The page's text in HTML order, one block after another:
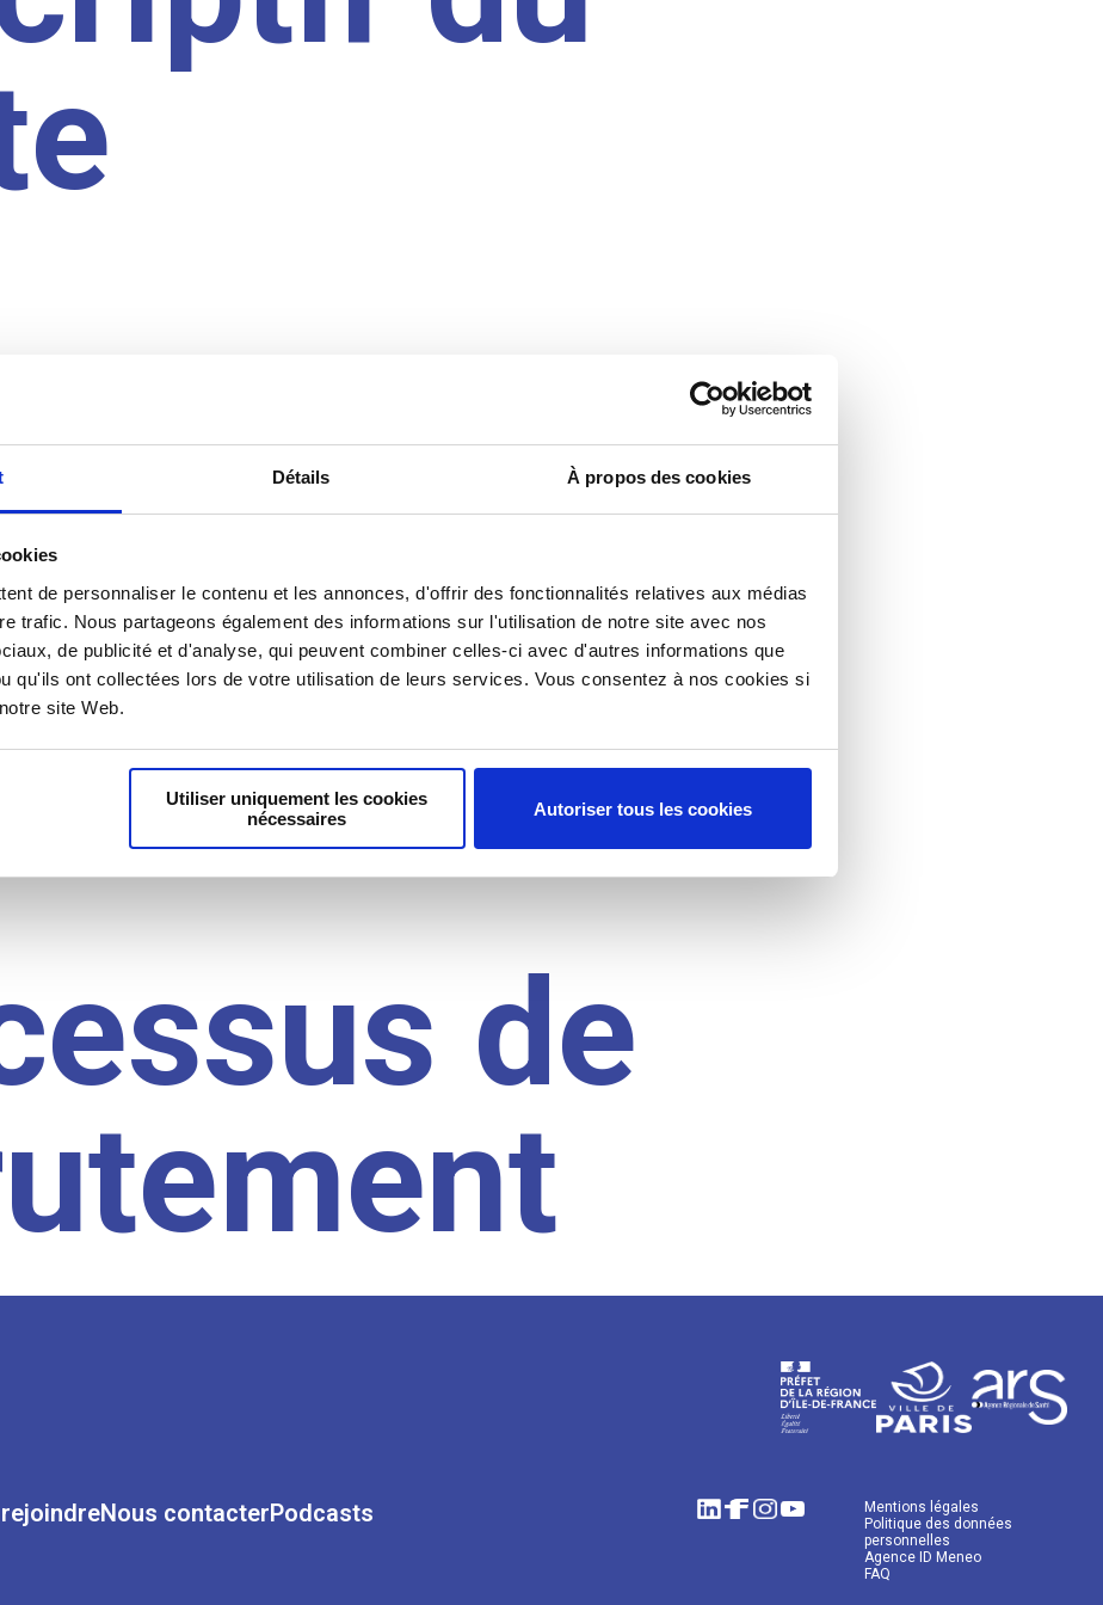
Détails À propos des cookies
de personnaliser le contenu et les annonces, d'offrir des fonctionnalités relatives aux médias
trafic. Nous partageons également des informations sur l'utilisation de notre site avec nos
de publicité et d'analyse, qui peuvent combiner celles-ci avec d'autres informations que
qu'ils ont collectées lors de votre utilisation de leurs services. Vous consentez à nos cookies si
site Web.
Utiliser uniquement les cookies
nécessaires
Autoriser tous les cookies
du
de
Nous contacterPodcasts
Mentions légales
Politique des données
personnelles
Agence ID Meneo
FAQ